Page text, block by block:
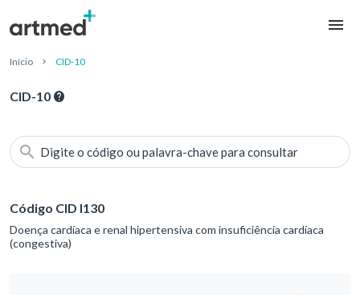
Início CID-10
CID-10
Digite o código ou palavra-chave para consultar
Código CID I130
Doença cardíaca e renal hipertensiva com insuficiência cardíaca
(congestiva)